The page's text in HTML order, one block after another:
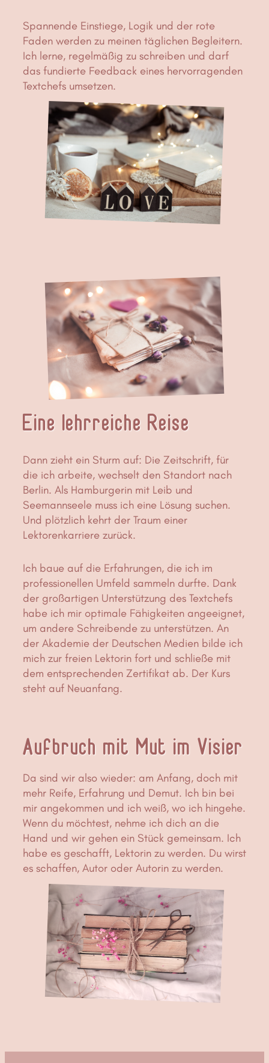
Spannende Einstiege, Logik und der rote
Faden werden zu meinen täglichen Begleitern.
Ich lerne, regelmäßig zu schreiben und darf
das fundierte Feedback eines hervorragenden
Textchefs umsetzen.
Eine lehrreiche Reise
Dann zieht ein Sturm auf: Die Zeitschrift, für
die ich arbeite, wechselt den Standort nach
Berlin. Als Hamburgerin mit Leib und
Seemannseele muss ich eine Lösung suchen.
Und plötzlich kehrt der Traum einer
Lektorenkarriere zurück.
Ich baue auf die Erfahrungen, die ich im
professionellen Umfeld sammeln durfte. Dank
der großartigen Unterstützung des Textchefs
habe ich mir optimale Fähigkeiten angeeignet,
um andere Schreibende zu unterstützen. An
der Akademie der Deutschen Medien bilde ich
mich zur freien Lektorin fort und schließe mit
dem entsprechenden Zertifikat ab. Der Kurs
steht auf Neuanfang.
Aufbruch mit Mut im Visier
Da sind wir also wieder: am Anfang, doch mit
mehr Reife, Erfahrung und Demut. Ich bin bei
mir angekommen und ich weiß, wo ich hingehe.
Wenn du möchtest, nehme ich dich an die
Hand und wir gehen ein Stück gemeinsam. Ich
habe es geschafft, Lektorin zu werden. Du wirst
es schaffen, Autor oder Autorin zu werden.